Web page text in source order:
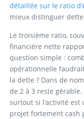
détaillée sur le ratio
mieux distinguer
Le troisième ratio,
financière nette
question simple :
opérationnelle
la dette ? Dans de
de 2 à 3 reste
surtout si l’activité est
projet fortement cash